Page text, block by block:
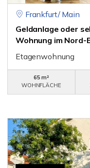
Frankfurt/ Main
Geldanlage oder
Wohnung im Nord-
Etagenwohnung
65 m²
WOHNFLÄCHE